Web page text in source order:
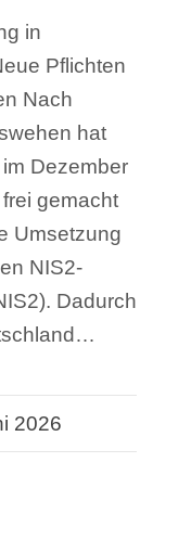
in
Pflichten
Nach
hat
Dezember
gemacht
Umsetzung
NIS2-
Dadurch
2026